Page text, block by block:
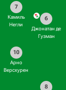
6
Джонатан де
Гузман
8
7
Камиль
Негли
10
Арно
Версхурен